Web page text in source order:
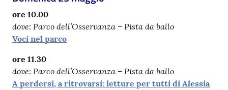
ore 10.00
dove: Parco dell’Osservanza – Pista da ballo
Voci nel parco
ore 11.30
dove: Parco dell’Osservanza – Pista da ballo
A perdersi, a ritrovarsi: letture per tutti di Alessia